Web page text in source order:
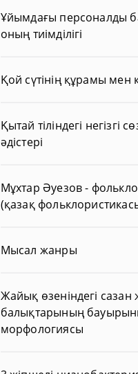
Ұйымдағы персоналды
оның тиімділігі
Қой сүтінің құрамы мен
Қытай тіліндегі негізгі
әдістері
Мұхтар Әуезов -
(қазақ
Мысал жанры
Жайық өзеніндегі сазан
балықтарының
морфологиясы